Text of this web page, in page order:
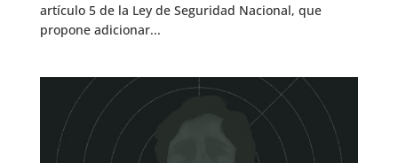
artículo 5 de la Ley de Seguridad Nacional, que
propone adicionar...